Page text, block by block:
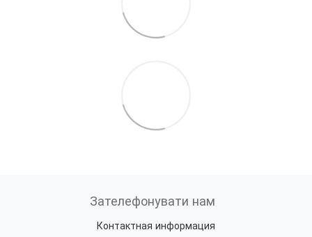
Зателефонувати нам
Контактная информация